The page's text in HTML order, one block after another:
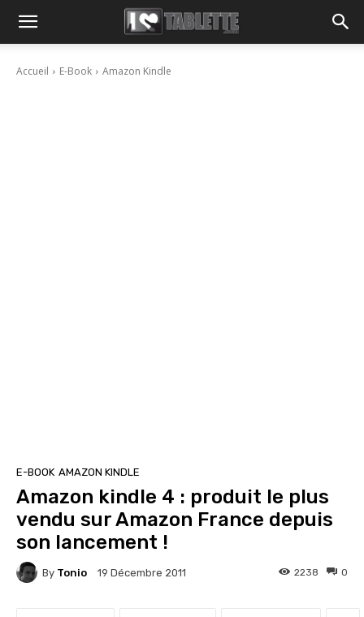
Accueil E-Book Amazon Kindle
E-BOOK AMAZON KINDLE
Amazon kindle 4 : produit le plus
vendu sur Amazon France depuis
son lancement !
By Tonio 19 Décembre 2011 0
2238